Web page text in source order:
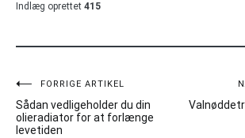
Indlæg oprettet 415
Indlægsnavigation
FORRIGE ARTIKEL
Sådan vedligeholder du din
olieradiator for at forlænge
levetiden